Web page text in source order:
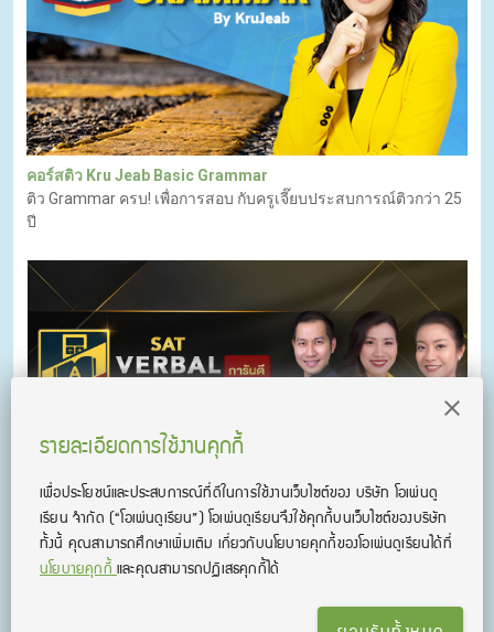
คอร์สติว Kru Jeab Basic Grammar
ติว Grammar ครบ! เพื่อการสอบ กับครูเจี๊ยบประสบการณ์ติวกว่า 25
ปี
คอร์สติว SAT Verbal & Math | KruJeab / KruNokk / KruBeer
คอร์สติว SAT ออนไลน์ ติวเข้ม เนื้อหาแน่น เทคนิคเพียบ เตรียมตัว
เข้าคณะอินเตอร์ในฝัน! โดยสุดยอดอาจารย์คุณภาพมาก
รายละเอียดการใช้งานคุกกี้
เพื่อประโยชน์และประสบการณ์ที่ดีในการใช้งานเว็บไซต์ของ บริษัท โอเพ่นดู
เรียน จํากัด (“โอเพ่นดูเรียน”)โอเพ่นดูเรียนจึงใช้คุกกี้บนเว็บไซต์ของบริษัท
ทั้งนี้ คุณสามารถศึกษาเพิ่มเติม เกี่ยวกับนโยบายคุกกี้ของโอเพ่นดูเรียนได้ที่
นโยบายคุกกี้และคุณสามารถปฏิเสธคุกกี้ได้